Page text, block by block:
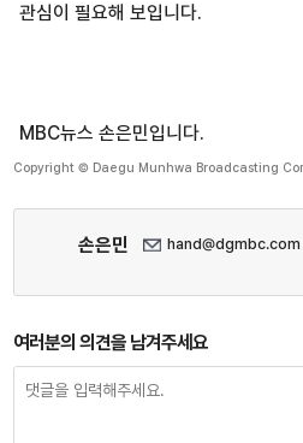
관심이 필요해 보입니다.
MBC뉴스 손은민입니다.
Copyright © Daegu Munhwa Broadcasting
손은민 hand@dgmbc.com
여러분의 의견을 남겨주세요